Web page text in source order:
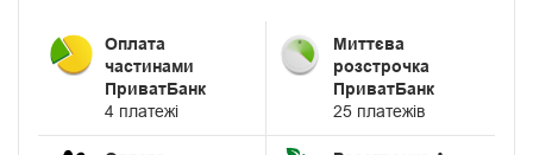
Оплата
частинами
ПриватБанк
4 платежі
Миттєва
розстрочка
ПриватБанк
25 платежів